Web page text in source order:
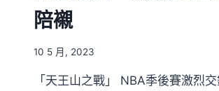
陪襯
10 5 月, 2023
「天王山之戰」 NBA季後賽激烈